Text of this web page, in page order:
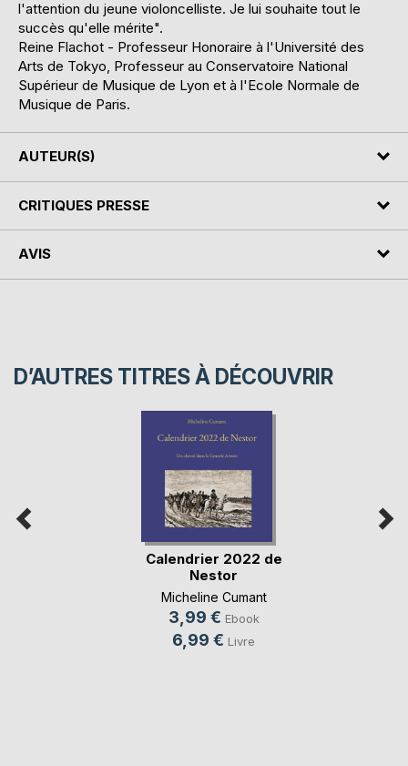
l'attention du jeune violoncelliste. Je lui souhaite tout le
succès qu'elle mérite".
Reine Flachot - Professeur Honoraire à l'Université des
Arts de Tokyo, Professeur au Conservatoire National
Supérieur de Musique de Lyon et à l'Ecole Normale de
Musique de Paris.
AUTEUR(S)
CRITIQUES PRESSE
AVIS
D’AUTRES TITRES À DÉCOUVRIR
Calendrier 2022 de
Nestor
Micheline Cumant
3,99 € Ebook
6,99 € Livre